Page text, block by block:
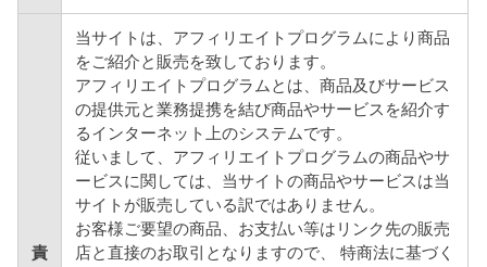
責
当サイトは、アフィリエイトプログラムにより商品
をご紹介と販売を致しております。
アフィリエイトプログラムとは、商品及びサービス
の提供元と業務提携を結び商品やサービスを紹介す
るインターネット上のシステムです。
従いまして、アフィリエイトプログラムの商品やサ
ービスに関しては、当サイトの商品やサービスは当
サイトが販売している訳ではありません。
お客様ご要望の商品、お支払い等はリンク先の販売
店と直接のお取引となりますので、 特商法に基づく